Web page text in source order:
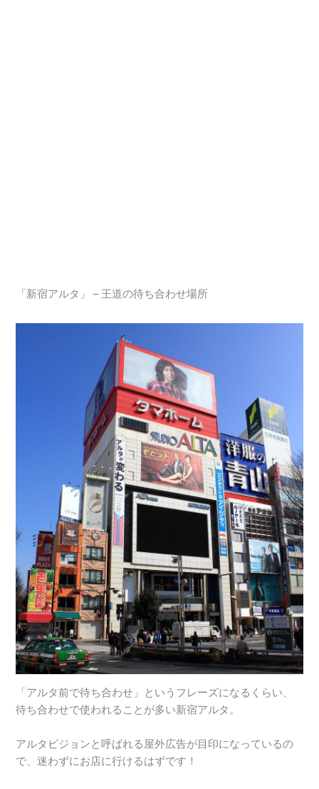
「新宿アルタ」 – 王道の待ち合わせ場所
「アルタ前で待ち合わせ」というフレーズになるくらい、
待ち合わせで使われることが多い新宿アルタ。
アルタビジョンと呼ばれる屋外広告が目印になっているの
で、迷わずにお店に行けるはずです！